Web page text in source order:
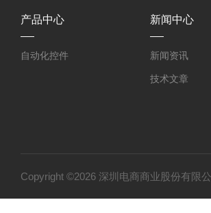
产品中心
自动化控件
新闻中心
新闻资讯
技术文章
Copyright ©2026 深圳电商商业股份有